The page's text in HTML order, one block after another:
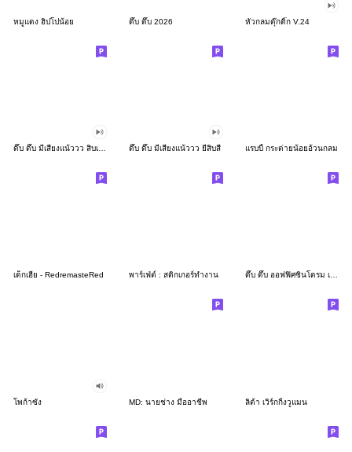
หมูแดง ฮิปโปน้อย ดึ๊บ ดึ๊บ 2026 หัวกลมดุ๊กดิ๊ก V.24
ดึ๊บ ดึ๊บ มีเสียงแน้ววว ยี่สิบสี่ แรบบี้ กระต่ายน้อยอ้วนกลม
เด็กเฮีย - RedremasteRed พาร์เฟ่ต์ : สติกเกอร์ทำงาน ดึ๊บ ดึ๊บ ออฟฟิศซินโดรม เจ็ด
โพก้าซัง MD: นายช่าง มืออาชีพ ลิต้า เวิร์กกิ้งวูแมน